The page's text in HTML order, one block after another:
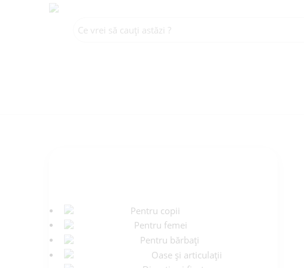
Pentru copii
Pentru femei
Pentru bărbați
Oase și articulații